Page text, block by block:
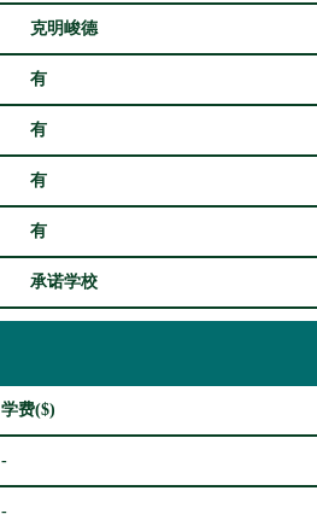
克明峻德
有
有
有
有
承诺学校
学费($)
-